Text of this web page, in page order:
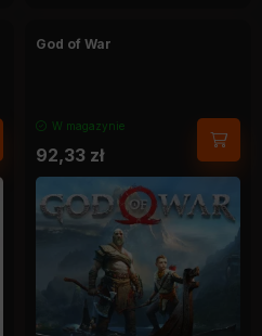
God of War
W magazynie
92,33 zł